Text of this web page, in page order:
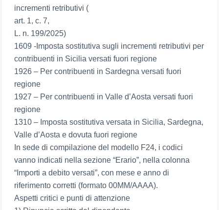
incrementi retributivi (
art. 1, c. 7,
L. n. 199/2025)
1609 -Imposta sostitutiva sugli incrementi retributivi per
contribuenti in Sicilia versati fuori regione
1926 – Per contribuenti in Sardegna versati fuori
regione
1927 – Per contribuenti in Valle d’Aosta versati fuori
regione
1310 – Imposta sostitutiva versata in Sicilia, Sardegna,
Valle d’Aosta e dovuta fuori regione
In sede di compilazione del modello F24, i codici
vanno indicati nella sezione “Erario”, nella colonna
“Importi a debito versati”, con mese e anno di
riferimento corretti (formato 00MM/AAAA).
Aspetti critici e punti di attenzione